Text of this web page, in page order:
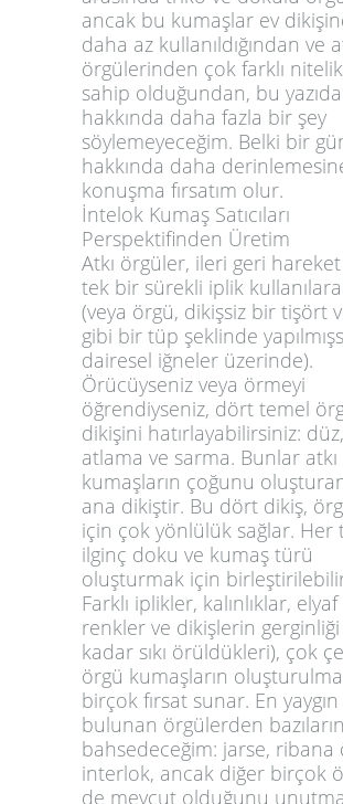
ancak bu kumaşlar ev
daha az kullanıldığından ve
örgülerinden çok farklı
sahip olduğundan, bu
hakkında daha fazla bir şey
söylemeyeceğim. Belki bir
hakkında daha
konuşma fırsatım olur.
İntelok Kumaş Satıcıları
Perspektifinden Üretim
Atkı örgüler, ileri geri
tek bir sürekli iplik
(veya örgü, dikişsiz bir tişört
gibi bir tüp şeklinde
dairesel iğneler üzerinde).
Örücüyseniz veya örmeyi
öğrendiyseniz, dört temel
dikişini hatırlayabilirsiniz:
atlama ve sarma. Bunlar
kumaşların çoğunu
ana dikiştir. Bu dört dikiş,
için çok yönlülük sağlar. Her
ilginç doku ve kumaş türü
oluşturmak için
Farklı iplikler, kalınlıklar,
renkler ve dikişlerin
kadar sıkı örüldükleri), çok
örgü kumaşların
birçok fırsat sunar. En
bulunan örgülerden
bahsedeceğim: jarse, ribana
interlok, ancak diğer birçok
de mevcut olduğunu